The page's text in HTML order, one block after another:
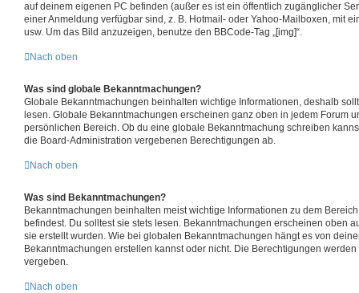
auf deinem eigenen PC befinden (außer es ist ein öffentlich zugänglicher
einer Anmeldung verfügbar sind, z. B. Hotmail- oder Yahoo-Mailboxen, mit
usw. Um das Bild anzuzeigen, benutze den BBCode-Tag „[img]“.
Nach oben
Was sind globale Bekanntmachungen?
Globale Bekanntmachungen beinhalten wichtige Informationen, deshalb
lesen. Globale Bekanntmachungen erscheinen ganz oben in jedem Forum
persönlichen Bereich. Ob du eine globale Bekanntmachung schreiben
die Board-Administration vergebenen Berechtigungen ab.
Nach oben
Was sind Bekanntmachungen?
Bekanntmachungen beinhalten meist wichtige Informationen zu dem
befindest. Du solltest sie stets lesen. Bekanntmachungen erscheinen oben
sie erstellt wurden. Wie bei globalen Bekanntmachungen hängt es von
Bekanntmachungen erstellen kannst oder nicht. Die Berechtigungen
vergeben.
Nach oben